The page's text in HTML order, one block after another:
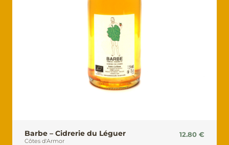
Barbe – Cidrerie du Léguer
Côtes d'Armor
12.80 €